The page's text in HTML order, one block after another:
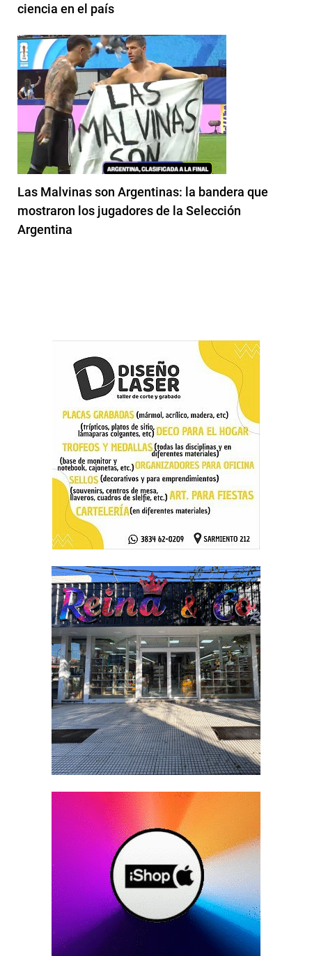
ciencia en el país
Las Malvinas son Argentinas: la bandera que
mostraron los jugadores de la Selección
Argentina